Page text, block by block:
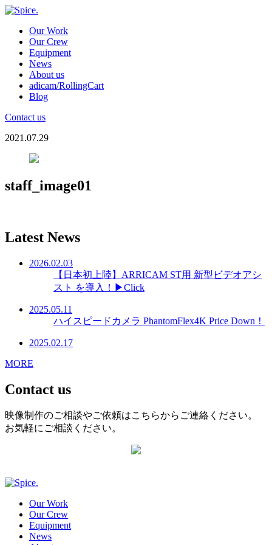
Our Work
Our Crew
Equipment
News
About us
adicam/RollingCart
Blog
Contact us
2021.07.29
staff_image01
Latest News
2026.02.03
【日本初上陸】ARRICAM ST用 新型ビデオアシ
スト を導入！▶Click
2025.05.11
ハイスピードカメラ PhantomFlex4K Price Down！
2025.02.17
MORE
Contact us
映像制作のご相談やご依頼はこちらからご連絡ください。
お気軽にご相談ください。
Our Work
Our Crew
Equipment
News